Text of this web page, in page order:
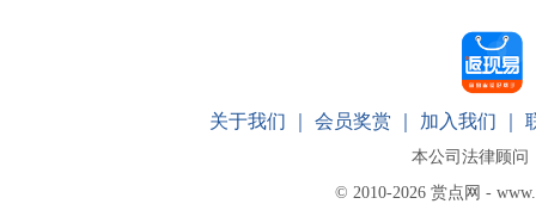
关于我们 会员奖赏 加入我们
本公司法律顾问
© 2010-2026 赏点网 -